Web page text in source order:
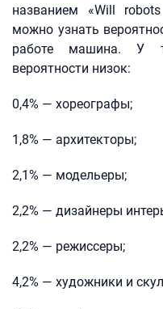
названием «Will
можно узнать
работе машина. У
вероятности низок:
0,4% — хореографы;
1,8% — архитекторы;
2,1% — модельеры;
2,2% — дизайнеры
2,2% — режиссеры;
4,2% — художники и